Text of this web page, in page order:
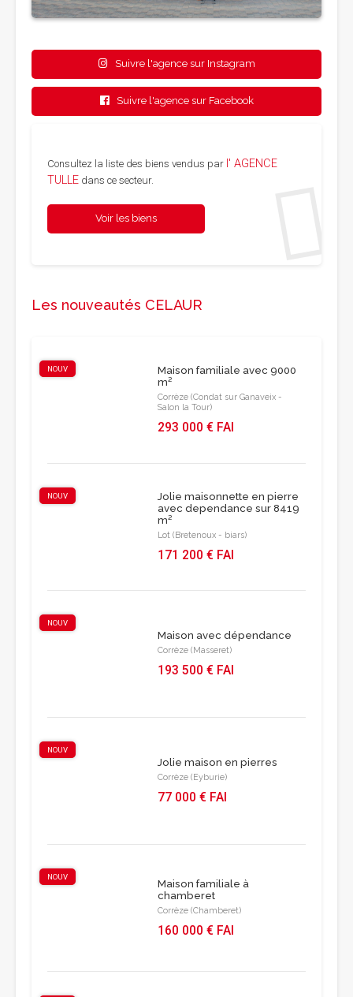
Suivre l'agence sur Instagram
Suivre l'agence sur Facebook
Consultez la liste des biens vendus par l' AGENCE
TULLE dans ce secteur.
Voir les biens
Les nouveautés CELAUR
NOUV
Maison familiale avec 9000
m²
Corrèze (Condat sur Ganaveix -
Salon la Tour)
293 000 € FAI
NOUV
Jolie maisonnette en pierre
avec dependance sur 8419
m²
Lot (Bretenoux - biars)
171 200 € FAI
NOUV
Maison avec dépendance
Corrèze (Masseret)
193 500 € FAI
NOUV
Jolie maison en pierres
Corrèze (Eyburie)
77 000 € FAI
NOUV
Maison familiale à
chamberet
Corrèze (Chamberet)
160 000 € FAI